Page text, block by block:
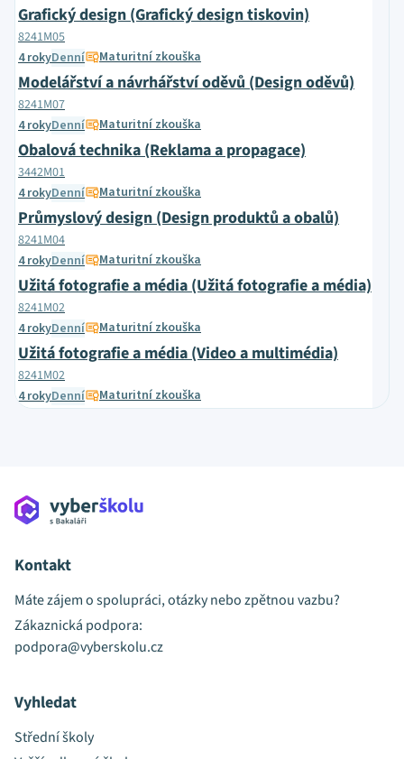
Grafický design (Grafický design tiskovin)
8241M05
4 rokyDenní Maturitní zkouška
Modelářství a návrhářství oděvů (Design oděvů)
8241M07
4 rokyDenní Maturitní zkouška
Obalová technika (Reklama a propagace)
3442M01
4 rokyDenní Maturitní zkouška
Průmyslový design (Design produktů a obalů)
8241M04
4 rokyDenní Maturitní zkouška
Užitá fotografie a média (Užitá fotografie a média)
8241M02
4 rokyDenní Maturitní zkouška
Užitá fotografie a média (Video a multimédia)
8241M02
4 rokyDenní Maturitní zkouška
Kontakt
Máte zájem o spolupráci, otázky nebo zpětnou vazbu?
Zákaznická podpora:
podpora@vyberskolu.cz
Vyhledat
Střední školy